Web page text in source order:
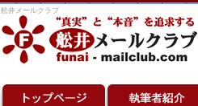
舩井メールクラブ